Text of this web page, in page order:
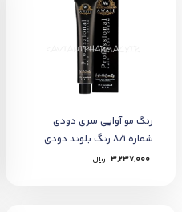
رنگ مو آوایی سری دودی
شماره 8/1 رنگ بلوند دودی
روشن
3,237,000 ﷼